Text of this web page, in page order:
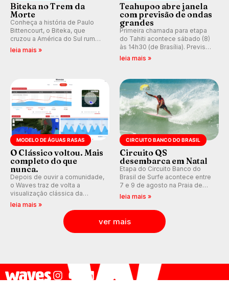
Biteka no Trem da
Morte
Conheça a história de Paulo
Bittencourt, o Biteka, que
cruzou a América do Sul rumo
ao Pacífico em uma jornada
leia mais »
Teahupoo abre janela
com previsão de ondas
grandes
Primeira chamada para etapa
do Tahiti acontece sábado (8)
às 14h30 (de Brasília). Previsão
indica swell consistente.
Kelly Slater convidado.
leia mais »
MODELO DE ÁGUAS RASAS
O Clássico voltou. Mais
completo do que
nunca.
Depois de ouvir a comunidade,
o Waves traz de volta a
visualização clássica da
previsão de águas rasas,
agora integrada à nova
plataforma e com previsão das
ondas para até 16 dias.
leia mais »
CIRCUITO BANCO DO BRASIL
Circuito QS
desembarca em Natal
Etapa do Circuito Banco do
Brasil de Surfe acontece entre
7 e 9 de agosto na Praia de
Miami (RN), em disputas
(QS) 4.000 e pela corrida por
vagas no Challenger Series.
leia mais »
ver mais